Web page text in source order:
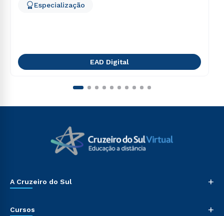
Especialização
EAD Digital
A Cruzeiro do Sul +
Cursos +